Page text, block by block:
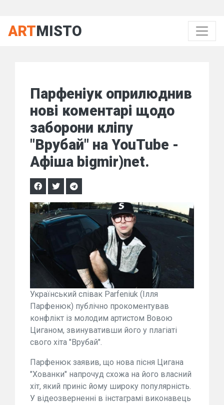
ARTMISTO
Парфеніук оприлюднив
нові коментарі щодо
заборони кліпу
"Врубай" на YouTube -
Афіша bigmir)net.
Український співак Parfeniuk (Ілля
Парфенюк) публічно прокоментував
конфлікт із молодим артистом Вовою
Циганом, звинувативши його у плагіаті
свого хіта "Врубай".
Парфенюк заявив, що нова пісня Цигана
"Хованки" напрочуд схожа на його власний
хіт, який приніс йому широку популярність.
У відеозверненні в інстаграмі виконавець